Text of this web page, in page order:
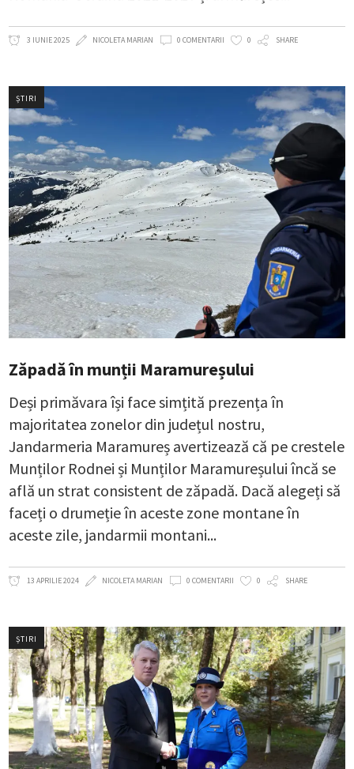
3 IUNIE 2025 NICOLETA MARIAN 0 COMENTARII 0 SHARE
ȘTIRI
Zăpadă în munții Maramureșului
Deși primăvara își face simțită prezența în
majoritatea zonelor din județul nostru,
Jandarmeria Maramureș avertizează că pe crestele
Munților Rodnei și Munților Maramureșului încă se
află un strat consistent de zăpadă. Dacă alegeți să
faceți o drumeție în aceste zone montane în
aceste zile, jandarmii montani
13 APRILIE 2024 NICOLETA MARIAN 0 COMENTARII 0 SHARE
ȘTIRI